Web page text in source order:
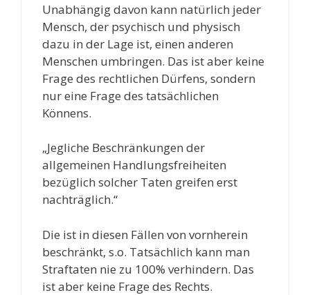
Unabhängig davon kann natürlich jeder
Mensch, der psychisch und physisch
dazu in der Lage ist, einen anderen
Menschen umbringen. Das ist aber keine
Frage des rechtlichen Dürfens, sondern
nur eine Frage des tatsächlichen
Könnens.
„Jegliche Beschränkungen der
allgemeinen Handlungsfreiheiten
bezüglich solcher Taten greifen erst
nachträglich.“
Die ist in diesen Fällen von vornherein
beschränkt, s.o. Tatsächlich kann man
Straftaten nie zu 100% verhindern. Das
ist aber keine Frage des Rechts.